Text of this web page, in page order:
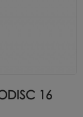
16